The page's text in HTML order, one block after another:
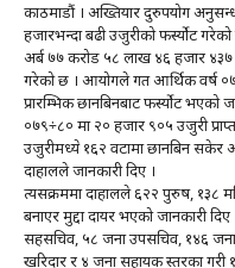
काठमाडौं । अख्तियार दुरुपयोग
हजारभन्दा बढी उजुरीको फर्स्योट
अर्ब ७७ करोड ५८ लाख ४६ हजार ४३७
गरेको छ । आयोगले गत आर्थिक वर्ष
प्रारम्भिक छानबिनबाट फर्स्योट
०७९÷८० मा २० हजार ९०५ उजुरी
उजुरीमध्ये १६२ वटामा छानबिन सकेर
दाहालले जानकारी दिए ।
त्यसक्रममा दाहालले ६२२ पुरुष, १३८
बनाएर मुद्दा दायर भएको जानकारी
सहसचिव, ५८ जना उपसचिव, १४६
खरिदार र ४ जना सहायक स्तरका गरी